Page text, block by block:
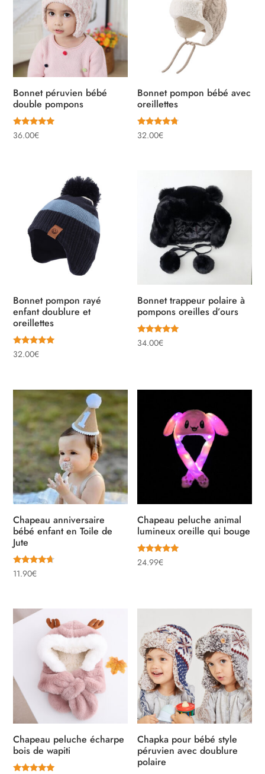
Bonnet péruvien bébé
double pompons
Note
5.00
36.00€
Bonnet pompon bébé avec
oreillettes
Note
4.50
32.00€
Bonnet pompon rayé
enfant doublure et
oreillettes
Note
5.00
32.00€
Bonnet trappeur polaire à
pompons oreilles d’ours
Note
5.00
34.00€
Chapeau anniversaire
bébé enfant en Toile de
Jute
Note
4.40
11.90€
Chapeau peluche animal
lumineux oreille qui bouge
Note
5.00
24.99€
Chapeau peluche écharpe
bois de wapiti
Chapka pour bébé style
péruvien avec doublure
polaire